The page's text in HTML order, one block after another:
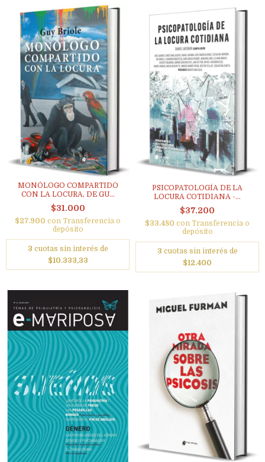
MONÓLOGO COMPARTIDO
CON LA LOCURA, DE GU...
$31.000
$27.900 con Transferencia o
depósito
3 cuotas sin interés de
$10.333,33
PSICOPATOLOGÍA DE LA
LOCURA COTIDIANA -...
$37.200
$33.480 con Transferencia o
depósito
3 cuotas sin interés de
$12.400